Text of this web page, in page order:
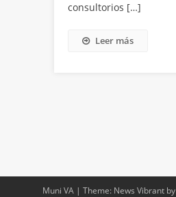
consultorios […]
Leer más
Muni VA | Theme: News Vibrant by